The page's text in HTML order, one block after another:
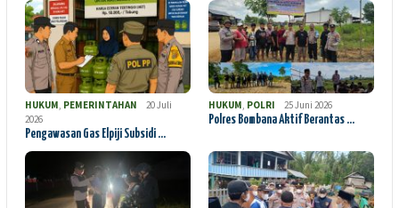
HUKUM PEMERINTAHAN
20 Juli
2026
Pengawasan Gas Elpiji Subsidi …
HUKUM POLRI
25 Juni 2026
Polres Bombana Aktif Berantas …